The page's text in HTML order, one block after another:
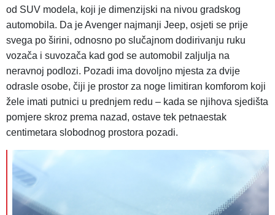
od SUV modela, koji je dimenzijski na nivou gradskog
automobila. Da je Avenger najmanji Jeep, osjeti se prije
svega po širini, odnosno po slučajnom dodirivanju ruku
vozača i suvozača kad god se automobil zaljulja na
neravnoj podlozi. Pozadi ima dovoljno mjesta za dvije
odrasle osobe, čiji je prostor za noge limitiran komforom koji
žele imati putnici u prednjem redu – kada se njihova sjedišta
pomjere skroz prema nazad, ostave tek petnaestak
centimetara slobodnog prostora pozadi.